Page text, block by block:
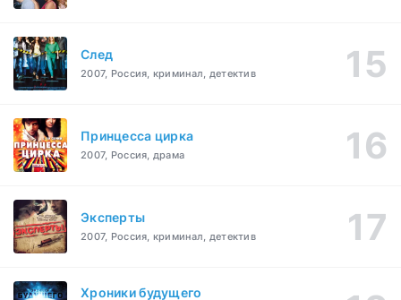
След
2007, Россия, криминал, детектив
Принцесса цирка
2007, Россия, драма
Эксперты
2007, Россия, криминал, детектив
Хроники будущего